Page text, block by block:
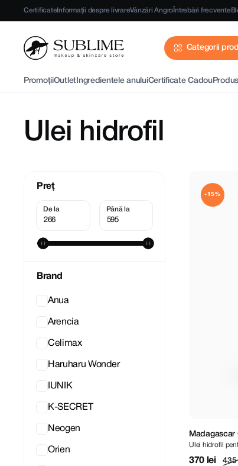
CertificateInformații despre livrareVânzări Angro Întrebări frecvente
Categorii
PromoțiiOutlet Ingredientele anuluiCertificate Cadou
Ulei hidrofil
Preț
Brand
Anua
Arencia
Celimax
Haruharu Wonder
IUNIK
K-SECRET
Neogen
Orien
-15%
Madagascar
Ulei hidrofil
370 lei 435